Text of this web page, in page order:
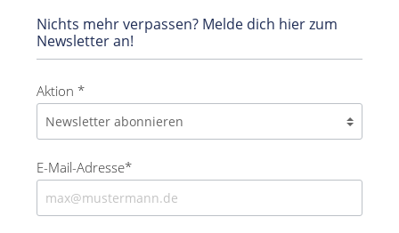
Nichts mehr verpassen? Melde dich hier zum
Newsletter an!
Aktion *
E-Mail-Adresse*